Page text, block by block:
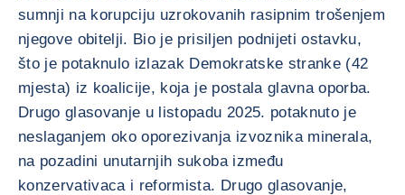
sumnji na korupciju uzrokovanih rasipnim trošenjem
njegove obitelji. Bio je prisiljen podnijeti ostavku,
što je potaknulo izlazak Demokratske stranke (42
mjesta) iz koalicije, koja je postala glavna oporba.
Drugo glasovanje u listopadu 2025. potaknuto je
neslaganjem oko oporezivanja izvoznika minerala,
na pozadini unutarnjih sukoba između
konzervativaca i reformista. Drugo glasovanje,